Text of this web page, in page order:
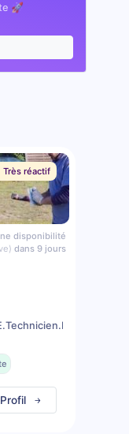
🚀
Très réactif
disponibilité
dans 9 jours
Profil